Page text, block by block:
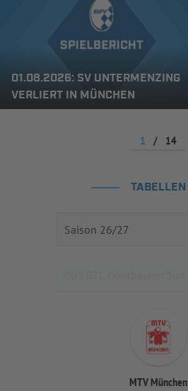
01.08.2026: SV UNTERMENZING
VERLIERT IN MÜNCHEN
1 / 14
TABELLEN
MTV München